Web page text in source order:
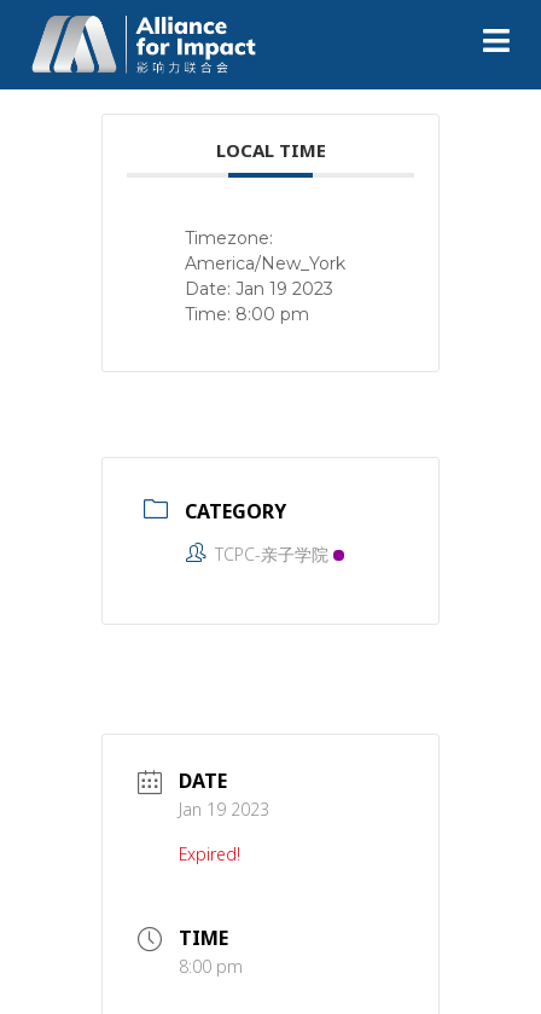
LOCAL TIME
Timezone:
America/New_York
Date: Jan 19 2023
Time: 8:00 pm
CATEGORY
TCPC-亲子学院
DATE
Jan 19 2023
Expired!
TIME
8:00 pm